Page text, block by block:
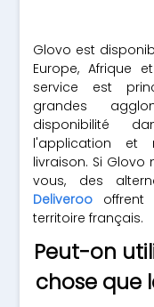
Glovo est
Europe, Afrique
service est
grandes
disponibilité
l'application et
livraison. Si
vous, des
Deliveroo offrent
territoire français.
Peut-on
chose que